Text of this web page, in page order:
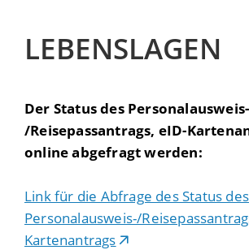
LEBENSLAGEN
Der Status des Personalausweis-
/Reisepassantrags, eID-
online abgefragt werden:
Link für die Abfrage des Status des
Personalausweis-/
Kartenantrags